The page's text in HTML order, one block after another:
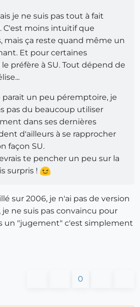
je ne suis pas tout à fait
C'est moins intuitif que
mais ça reste quand même un
Et pour certaines
préfère à SU. Tout dépend de
un peu péremptoire, je
pas du beaucoup utiliser
dans ses dernières
d'ailleurs à se rapprocher
façon SU.
te pencher un peu sur la
surpris !
sur 2006, je n'ai pas de version
je ne suis pas convaincu pour
un "jugement" c'est simplement
0